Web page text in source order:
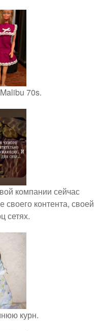
70s.
компании сейчас
своего контента, своей
сетях.
курн.